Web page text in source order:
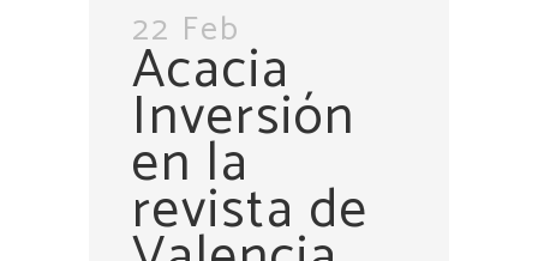
22 Feb
Acacia
Inversión
en la
revista de